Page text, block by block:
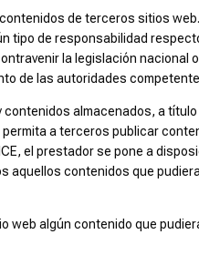
de terceros sitios
tipo de responsabilidad
la legislación
de las autoridades
almacenados, a
a terceros publicar
el prestador se pone a
aquellos contenidos que
web algún contenido que